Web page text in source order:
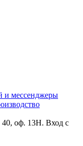
и мессенджеры
40, оф. 13Н. Вход с